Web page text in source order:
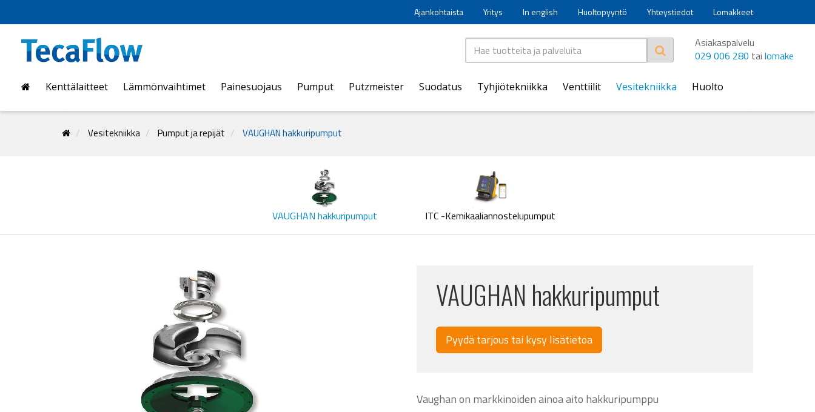
Ajankohtaista Yritys In english Huoltopyyntö Yhteystiedot Lomakkeet
Asiakaspalvelu
029 006 280 tai lomake
Kenttälaitteet Lämmönvaihtimet Painesuojaus Pumput Putzmeister Suodatus Tyhjiötekniikka Venttiilit Vesitekniikka Huolto
Vesitekniikka Pumput ja repijät VAUGHAN hakkuripumput
VAUGHAN hakkuripumput ITC -Kemikaaliannostelupumput
VAUGHAN hakkuripumput
Pyydä tarjous tai kysy lisätietoa
Vaughan on markkinoiden ainoa aito hakkuripumppu